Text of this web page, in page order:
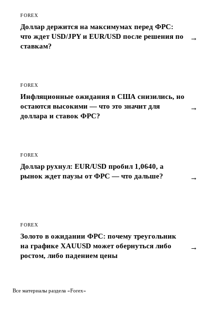
FOREX
Доллар держится на максимумах перед ФРС:
что ждет USD/JPY и EUR/USD после решения по
ставкам?
→
FOREX
Инфляционные ожидания в США снизились, но
остаются высокими — что это значит для
доллара и ставок ФРС?
→
FOREX
Доллар рухнул: EUR/USD пробил 1,0640, а
рынок ждет паузы от ФРС — что дальше?
→
FOREX
Золото в ожидании ФРС: почему треугольник
на графике XAUUSD может обернуться либо
ростом, либо падением цены
→
Все материалы раздела «Forex»